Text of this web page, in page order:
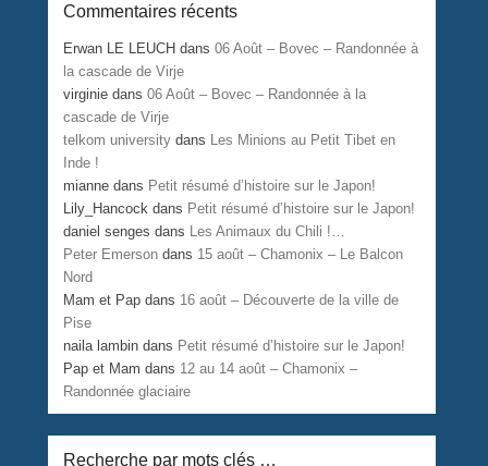
Commentaires récents
Erwan LE LEUCH dans06 Août – Bovec – Randonnée à
la cascade de Virje
virginie dans06 Août – Bovec – Randonnée à la
cascade de Virje
telkom university dans Les Minions au Petit Tibet en
Inde !
mianne dans Petit résumé d’histoire sur le Japon!
Lily_Hancock dans Petit résumé d’histoire sur le Japon!
daniel senges dans Les Animaux du Chili !…
Peter Emerson dans 15 août – Chamonix – Le Balcon
Nord
Mam et Pap dans 16 août – Découverte de la ville de
Pise
naila lambin dans Petit résumé d’histoire sur le Japon!
Pap et Mam dans 12 au 14 août – Chamonix –
Randonnée glaciaire
Recherche par mots clés …